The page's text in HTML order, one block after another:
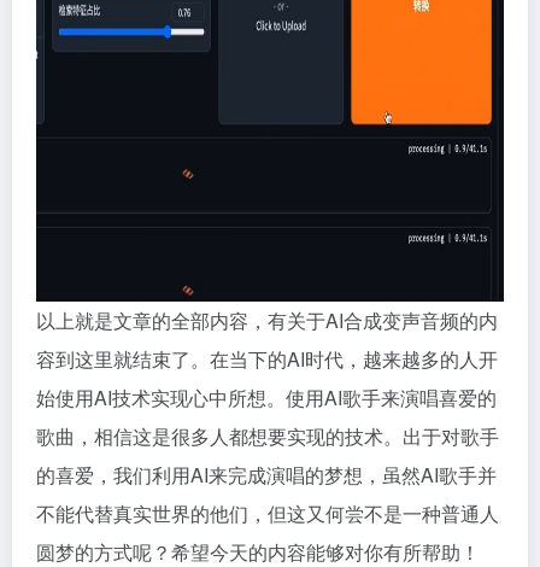
以上就是文章的全部内容，有关于AI合成变声音频的内
容到这里就结束了。在当下的AI时代，越来越多的人开
始使用AI技术实现心中所想。使用AI歌手来演唱喜爱的
歌曲，相信这是很多人都想要实现的技术。出于对歌手
的喜爱，我们利用AI来完成演唱的梦想，虽然AI歌手并
不能代替真实世界的他们，但这又何尝不是一种普通人
圆梦的方式呢？希望今天的内容能够对你有所帮助！